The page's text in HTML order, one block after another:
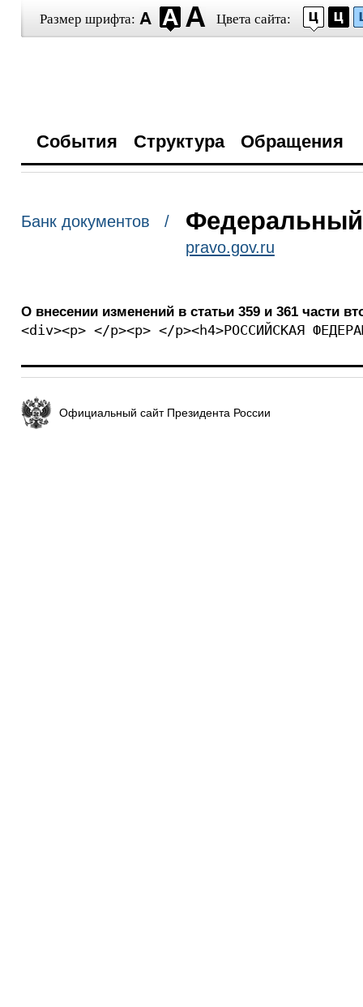
Размер шрифта: Цвета сайта:
События Структура Обращения
Банк документов / Федеральный
pravo.gov.ru
О внесении изменений в статьи 359 и 361 части
<div><p> </p><p> </p><h4>РОССИЙСКАЯ
Официальный сайт Президента России